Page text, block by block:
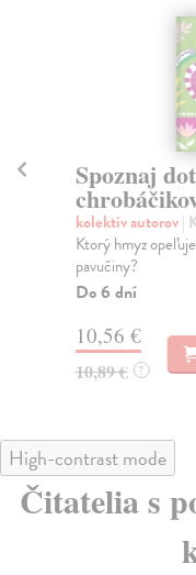
Spoznaj
chrobáčikov
kolektív autorov|
Ktorý hmyz
pavučiny?
Do 6 dní
10,56 €
10,89 € ?
High-contrast mode
Čitatelia s